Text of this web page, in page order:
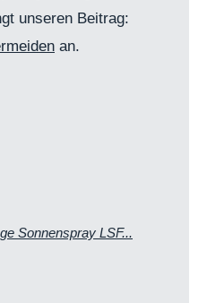
unseren Beitrag:
an.
Sonnenspray LSF...